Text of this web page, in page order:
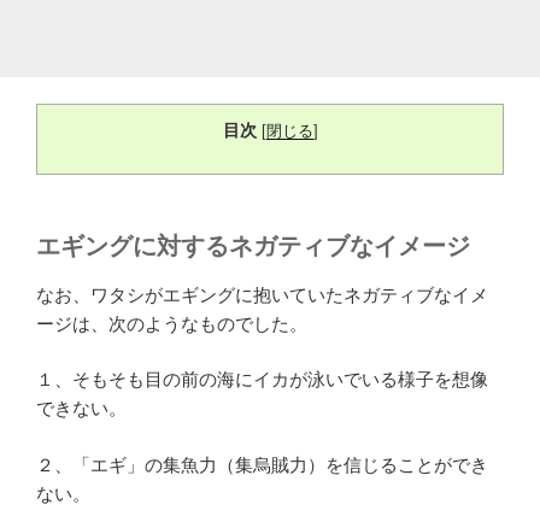
目次 [閉じる]
エギングに対するネガティブなイメージ
なお、ワタシがエギングに抱いていたネガティブなイメ
ージは、次のようなものでした。
１、そもそも目の前の海にイカが泳いでいる様子を想像
できない。
２、「エギ」の集魚力（集烏賊力）を信じることができ
ない。